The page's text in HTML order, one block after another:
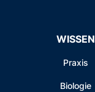
WISSEN
Praxis
Biologie